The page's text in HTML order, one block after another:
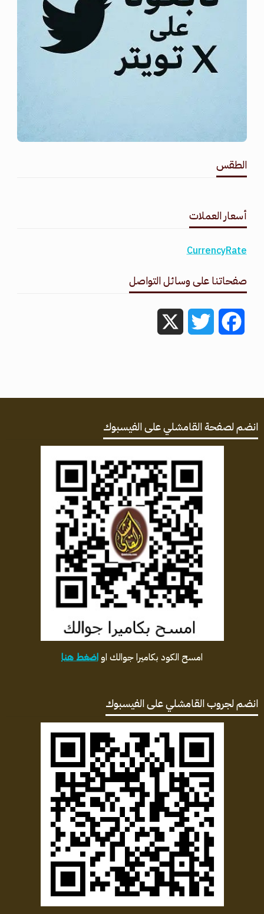
الطقس
أسعار العملات
CurrencyRate
صفحاتنا على وسائل التواصل
Facebook
Twitter
انضم لصفحة القامشلي على الفيسبوك
امسح الكود بكاميرا جوالك اواضغط هنا
انضم لجروب القامشلي على الفيسبوك